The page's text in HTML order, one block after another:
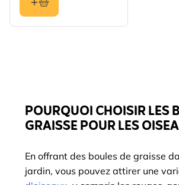
POURQUOI CHOISIR LES
GRAISSE POUR LES
En offrant des boules de graisse
jardin, vous pouvez attirer une